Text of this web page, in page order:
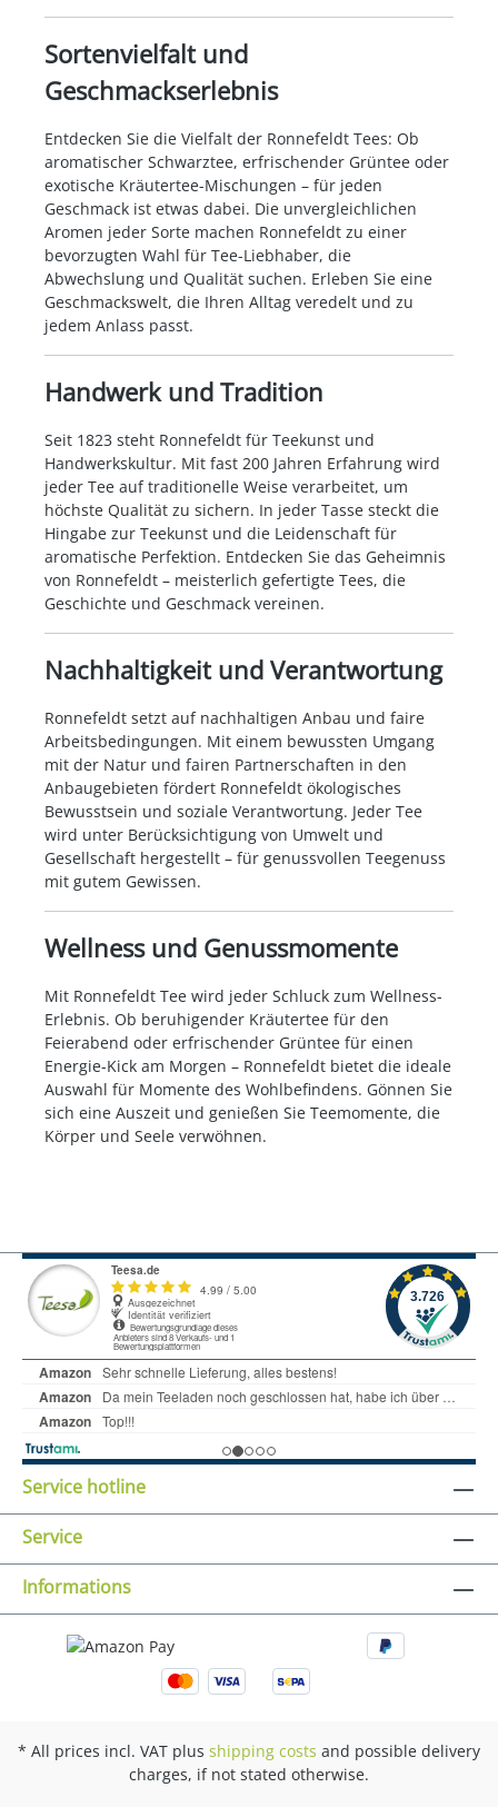
Sortenvielfalt und
Geschmackserlebnis
Entdecken Sie die Vielfalt der Ronnefeldt Tees: Ob
aromatischer Schwarztee, erfrischender Grüntee oder
exotische Kräutertee-Mischungen – für jeden
Geschmack ist etwas dabei. Die unvergleichlichen
Aromen jeder Sorte machen Ronnefeldt zu einer
bevorzugten Wahl für Tee-Liebhaber, die
Abwechslung und Qualität suchen. Erleben Sie eine
Geschmackswelt, die Ihren Alltag veredelt und zu
jedem Anlass passt.
Handwerk und Tradition
Seit 1823 steht Ronnefeldt für Teekunst und
Handwerkskultur. Mit fast 200 Jahren Erfahrung wird
jeder Tee auf traditionelle Weise verarbeitet, um
höchste Qualität zu sichern. In jeder Tasse steckt die
Hingabe zur Teekunst und die Leidenschaft für
aromatische Perfektion. Entdecken Sie das Geheimnis
von Ronnefeldt – meisterlich gefertigte Tees, die
Geschichte und Geschmack vereinen.
Nachhaltigkeit und Verantwortung
Ronnefeldt setzt auf nachhaltigen Anbau und faire
Arbeitsbedingungen. Mit einem bewussten Umgang
mit der Natur und fairen Partnerschaften in den
Anbaugebieten fördert Ronnefeldt ökologisches
Bewusstsein und soziale Verantwortung. Jeder Tee
wird unter Berücksichtigung von Umwelt und
Gesellschaft hergestellt – für genussvollen Teegenuss
mit gutem Gewissen.
Wellness und Genussmomente
Mit Ronnefeldt Tee wird jeder Schluck zum Wellness-
Erlebnis. Ob beruhigender Kräutertee für den
Feierabend oder erfrischender Grüntee für einen
Energie-Kick am Morgen – Ronnefeldt bietet die ideale
Auswahl für Momente des Wohlbefindens. Gönnen Sie
sich eine Auszeit und genießen Sie Teemomente, die
Körper und Seele verwöhnen.
Service hotline
Service
Informations
* All prices incl. VAT plus shipping costs and possible delivery
charges, if not stated otherwise.